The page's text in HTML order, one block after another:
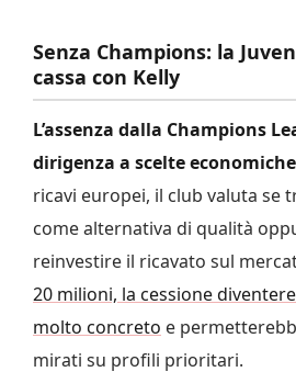
Senza Champions: la
cassa con Kelly
L’assenza dalla Champions
dirigenza a scelte
ricavi europei, il club valuta se
come alternativa di qualità
reinvestire il ricavato sul
20 milioni, la cessione
molto concreto e
mirati su profili prioritari.